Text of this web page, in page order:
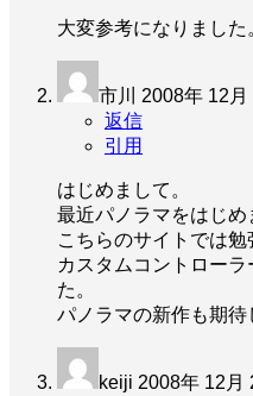
大変参考になりました
市川
2008年 12月
返信
引用
はじめまして。
最近パノラマをはじめ
こちらのサイトでは勉
カスタムコントロー
た。
パノラマの新作も期待
keiji 2008年 12月